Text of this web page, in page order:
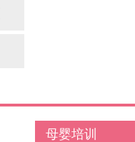
母婴培训